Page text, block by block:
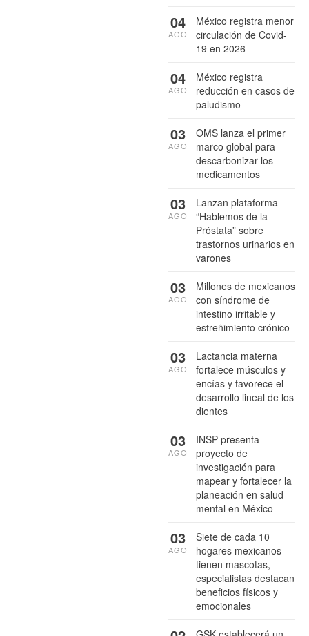
México registra menor
circulación de Covid-
19 en 2026
04
AGO
México registra
reducción en casos de
paludismo
04
AGO
OMS lanza el primer
marco global para
descarbonizar los
medicamentos
03
AGO
Lanzan plataforma
“Hablemos de la
Próstata” sobre
trastornos urinarios en
varones
03
AGO
Millones de mexicanos
con síndrome de
intestino irritable y
estreñimiento crónico
03
AGO
Lactancia materna
fortalece músculos y
encías y favorece el
desarrollo lineal de los
dientes
03
AGO
INSP presenta
proyecto de
investigación para
mapear y fortalecer la
planeación en salud
mental en México
03
AGO
Siete de cada 10
hogares mexicanos
tienen mascotas,
especialistas destacan
beneficios físicos y
emocionales
03
AGO